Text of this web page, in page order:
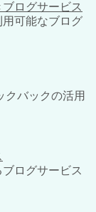
ログサービス
可能なブログ
クバックの活用
ログサービス